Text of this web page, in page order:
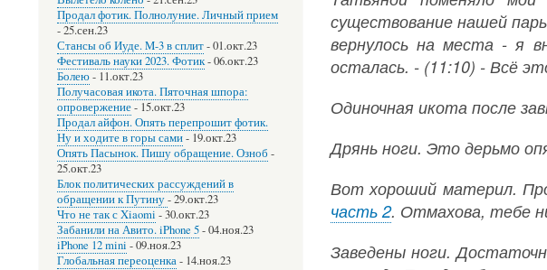
существование нашей
вернулось на места - я
осталась. - (11:10) - Всё
Одиночная икота после
Дрянь ноги. Это дерьмо
Вот хороший материл.
часть 2. Отмахова, тебе
Заведены ноги.
Продал фотик. Полнолуние. Личный прием
-25.сен.23
Стансы об Иуде. M-3 в сплит-01.окт.23
Фестиваль науки 2023. Фотик-06.окт.23
Болею- 11.окт.23
Получасовая икота. Пяточная шпора:
опровержение- 15.окт.23
Продал айфон. Опять перепрошит фотик.
Ну и ходите в горы сами- 19.окт.23
Опять Пасынок. Пишу обращение. Озноб -
25.окт.23
Блок политических рассуждений в
обращении к Путину-29.окт.23
Что не так с Xiaomi -30.окт.23
Забанили на Авито. iPhone 5-04.ноя.23
iPhone 12 mini -09.ноя.23
Глобальная переоценка- 14.ноя.23